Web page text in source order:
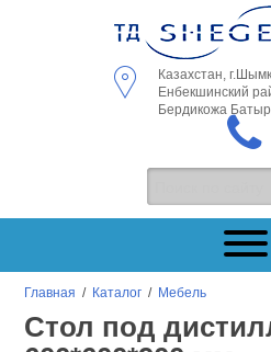
Казахстан,
Енбекшинский
Бердикожа
Главная / Каталог / Мебель
Стол под